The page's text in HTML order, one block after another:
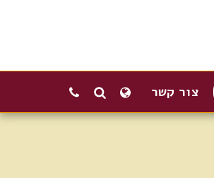
צור קשר